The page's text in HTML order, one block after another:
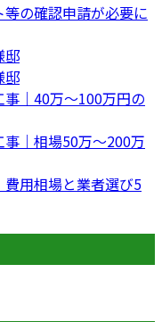
の確認申請が必要に
邸
邸
｜40万〜100万円の
｜相場50万〜200万
用相場と業者選び5